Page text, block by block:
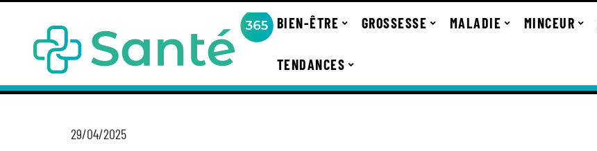
BIEN-ÊTRE GROSSESSE MALADIE MINCEUR
TENDANCES
29/04/2025